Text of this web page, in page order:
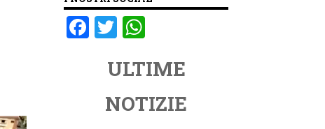
F T
tt
er
at
s
A
ULTIME
NOTIZIE